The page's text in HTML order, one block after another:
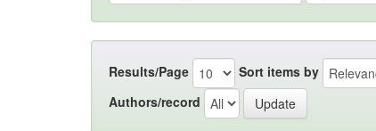
Results/Page Sort items by
Authors/record